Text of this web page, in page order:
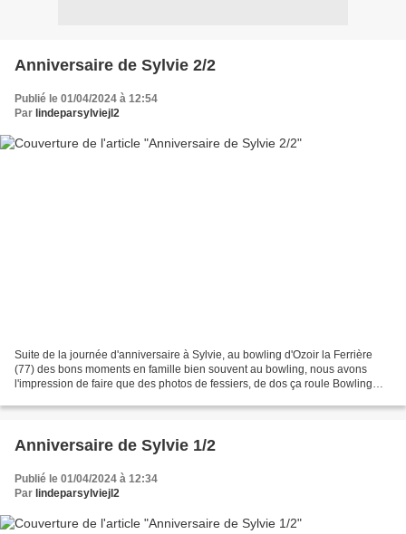
Anniversaire de Sylvie 2/2
Publié le 01/04/2024 à 12:54
Par lindeparsylviejl2
Suite de la journée d'anniversaire à Sylvie, au bowling d'Ozoir la Ferrière
(77) des bons moments en famille bien souvent au bowling, nous avons
l'impression de faire que des photos de fessiers, de dos ça roule Bowling
Anniversaire de Sylvie 1/2
Publié le 01/04/2024 à 12:34
Par lindeparsylviejl2